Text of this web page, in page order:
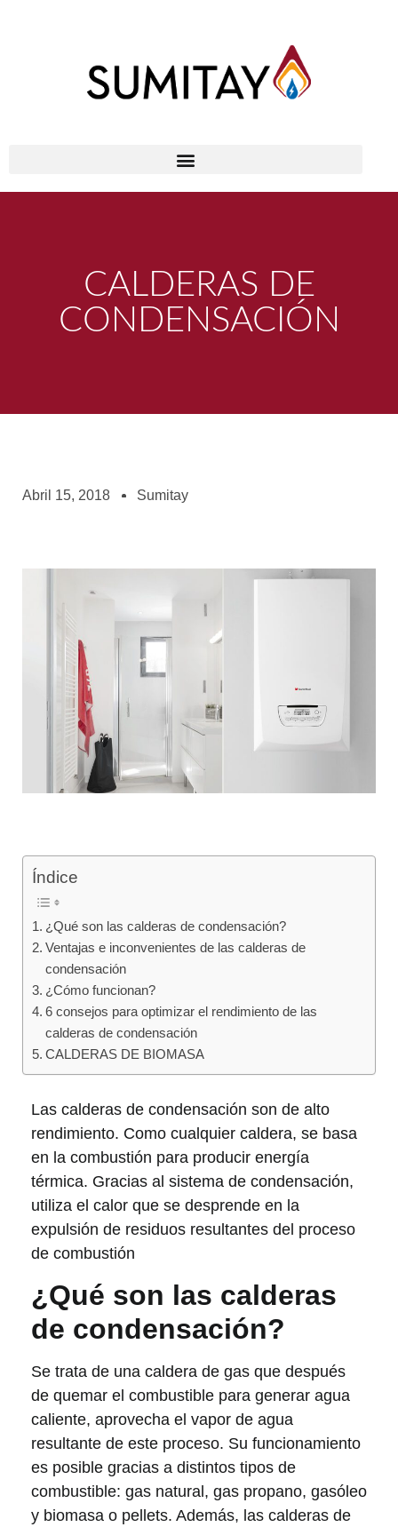
CALDERAS DE
CONDENSACIÓN
Abril 15, 2018 Sumitay
Índice
¿Qué son las calderas de condensación?
Ventajas e inconvenientes de las calderas de
condensación
¿Cómo funcionan?
6 consejos para optimizar el rendimiento de las
calderas de condensación
CALDERAS DE BIOMASA
Las calderas de condensación son de alto
rendimiento. Como cualquier caldera, se basa
en la combustión para producir energía
térmica. Gracias al sistema de condensación,
utiliza el calor que se desprende en la
expulsión de residuos resultantes del proceso
de combustión
¿Qué son las calderas
de condensación?
Se trata de una caldera de gas que después
de quemar el combustible para generar agua
caliente, aprovecha el vapor de agua
resultante de este proceso. Su funcionamiento
es posible gracias a distintos tipos de
combustible: gas natural, gas propano, gasóleo
y biomasa o pellets. Además, las calderas de